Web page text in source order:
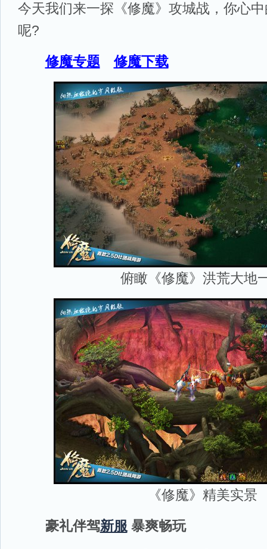
今天我们来一探《修魔》攻城战，你心
呢?
修魔专题
修魔下载
俯瞰《修魔》洪荒大地
《修魔》精美实景
豪礼伴驾新服 暴爽畅玩